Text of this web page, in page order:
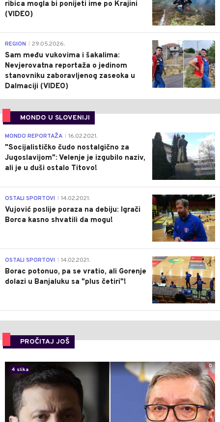
ribica mogla bi ponijeti ime po Krajini
(VIDEO)
0
REGION 29.05.2026.
Sam među vukovima i šakalima:
Nevjerovatna reportaža o jedinom
stanovniku zaboravljenog zaseoka u
Dalmaciji (VIDEO)
MONDO U SLOVENIJI
4
MONDO REPORTAŽA 16.02.2021.
"Socijalističko čudo nostalgično za
Jugoslavijom": Velenje je izgubilo naziv,
ali je u duši ostalo Titovo!
1
OSTALI SPORTOVI 14.02.2021.
Vujović poslije poraza na debiju: Igrači
Borca kasno shvatili da mogu!
3
OSTALI SPORTOVI 14.02.2021.
Borac potonuo, pa se vratio, ali Gorenje
dolazi u Banjaluku sa "plus četiri"!
PROČITAJ JOŠ
4 slika
0